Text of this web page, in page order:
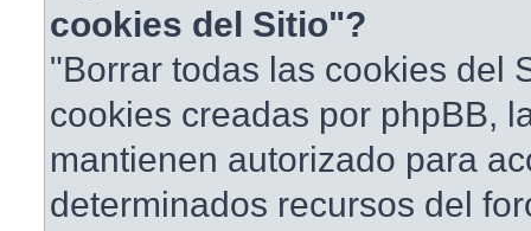
cookies del Sitio"?
"Borrar todas las cookies del
cookies creadas por phpBB,
mantienen autorizado para
determinados recursos del